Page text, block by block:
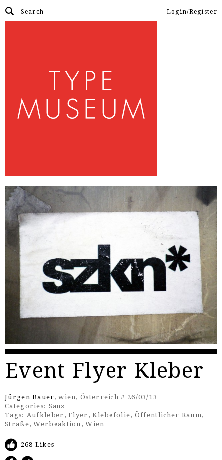
Login/Register
Event Flyer Kleber
Jürgen Bauer , wien, Österreich # 26/03/13
Categories: Sans
Tags: Aufkleber ,Flyer ,Klebefolie, Öffentlicher Raum ,
Straße,Werbeaktion ,Wien
268 Likes